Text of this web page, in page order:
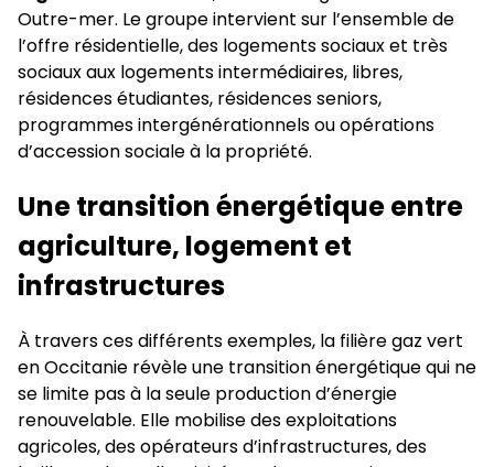
Outre-mer. Le groupe intervient sur l’ensemble de
l’offre résidentielle, des logements sociaux et très
sociaux aux logements intermédiaires, libres,
résidences étudiantes, résidences seniors,
programmes intergénérationnels ou opérations
d’accession sociale à la propriété.
Une transition énergétique entre
agriculture, logement et
infrastructures
À travers ces différents exemples, la filière gaz vert
en Occitanie révèle une transition énergétique qui ne
se limite pas à la seule production d’énergie
renouvelable. Elle mobilise des exploitations
agricoles, des opérateurs d’infrastructures, des